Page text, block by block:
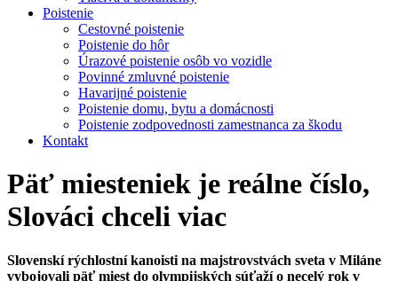
Poistenie
Cestovné poistenie
Poistenie do hôr
Úrazové poistenie osôb vo vozidle
Povinné zmluvné poistenie
Havarijné poistenie
Poistenie domu, bytu a domácnosti
Poistenie zodpovednosti zamestnanca za škodu
Kontakt
Päť miesteniek je reálne číslo,
Slováci chceli viac
Slovenskí rýchlostní kanoisti na majstrovstvách sveta v Miláne
vybojovali päť miest do olympijských súťaží o necelý rok v